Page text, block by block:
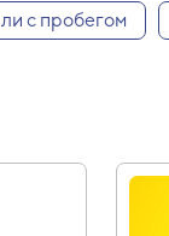
с пробегом